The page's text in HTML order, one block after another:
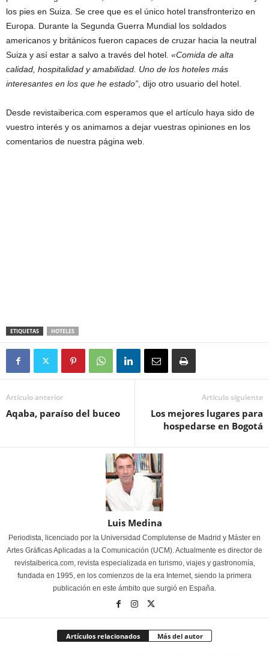
los pies en Suiza. Se cree que es el único hotel transfronterizo en
Europa. Durante la Segunda Guerra Mundial los soldados
americanos y británicos fueron capaces de cruzar hacia la neutral
Suiza y así estar a salvo a través del hotel. «Comida de alta
calidad, hospitalidad y amabilidad. Uno de los hoteles más
interesantes en los que he estado” , dijo otro usuario del hotel.
Desde revistaiberica.com esperamos que el artículo haya sido de
vuestro interés y os animamos a dejar vuestras opiniones en los
comentarios de nuestra página web.
ETIQUETAS HOTELES
Artículo anterior
Aqaba, paraíso del buceo
Artículo siguiente
Los mejores lugares para
hospedarse en Bogotá
Luis Medina
Periodista, licenciado por la Universidad Complutense de Madrid y Máster en
Artes Gráficas Aplicadas a la Comunicación (UCM). Actualmente es director de
revistaiberica.com, revista especializada en turismo, viajes y gastronomía,
fundada en 1995, en los comienzos de la era Internet, siendo la primera
publicación en este ámbito que surgió en España.
Artículos relacionados Más del autor